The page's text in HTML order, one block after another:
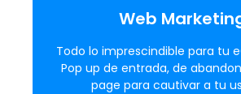
Web
Todo lo imprescindible para tu
Pop up de entrada, de
page para cautivar a tu